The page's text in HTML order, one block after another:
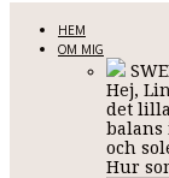
HEM
OM MIG
Hej,
det
balans
och
Hur
Allt